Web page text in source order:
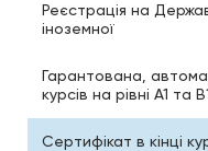
Реєстрація на
іноземної
Гарантована,
курсів на рівні А1 та
Сертифікат в кінці